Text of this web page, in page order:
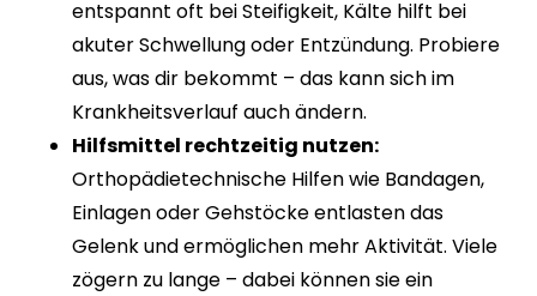
entspannt oft bei Steifigkeit, Kälte hilft bei
akuter Schwellung oder Entzündung. Probiere
aus, was dir bekommt – das kann sich im
Krankheitsverlauf auch ändern.
Hilfsmittel rechtzeitig nutzen:
Orthopädietechnische Hilfen wie Bandagen,
Einlagen oder Gehstöcke entlasten das
Gelenk und ermöglichen mehr Aktivität. Viele
zögern zu lange – dabei können sie ein